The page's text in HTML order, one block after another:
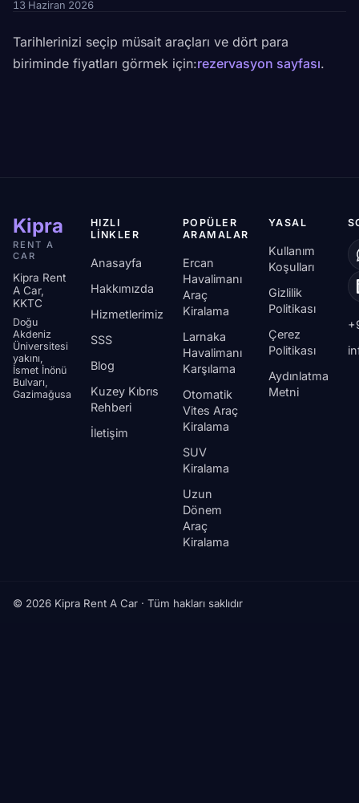
13 Haziran 2026
Tarihlerinizi seçip müsait araçları ve dört para
biriminde fiyatları görmek için:rezervasyon sayfası.
Kipra
RENT A
CAR
Kipra Rent
A Car,
KKTC
Doğu
Akdeniz
Üniversitesi
yakını,
İsmet İnönü
Bulvarı,
Gazimağusa
HIZLI
LINKLER
Anasayfa
Hakkımızda
Hizmetlerimiz
SSS
Blog
Kuzey Kıbrıs
Rehberi
İletişim
POPÜLER
ARAMALAR
Ercan
Havalimanı
Araç
Kiralama
Larnaka
Havalimanı
Karşılama
Otomatik
Vites Araç
Kiralama
SUV
Kiralama
Uzun
Dönem
Araç
Kiralama
YASAL
Kullanım
Koşulları
Gizlilik
Politikası
Çerez
Politikası
Aydınlatma
Metni
© 2026 Kipra Rent A Car · Tüm hakları saklıdır